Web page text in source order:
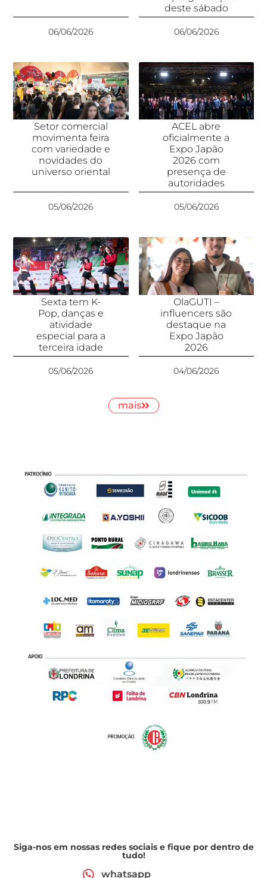
06/06/2026
deste sábado
06/06/2026
Setor comercial
movimenta feira
com variedade e
novidades do
universo oriental
05/06/2026
ACEL abre
oficialmente a
Expo Japão
2026 com
presença de
autoridades
05/06/2026
Sexta tem K-
Pop, danças e
atividade
especial para a
terceira idade
05/06/2026
OlaGUTI –
influencers são
destaque na
Expo Japão
2026
04/06/2026
mais
Siga-nos em nossas redes sociais e fique por dentro de
tudo!
whatsapp